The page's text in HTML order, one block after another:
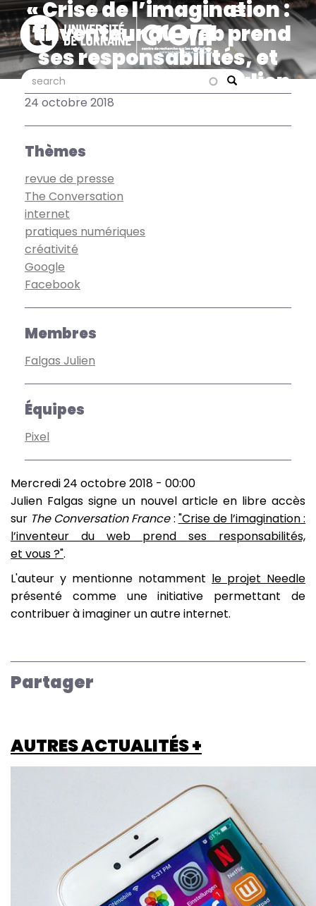
Aller
au
contenu
principal
Search
search search
« Crise de l’imagination :
l’inventeur du web prend
ses responsabilités, et
vous ? », article de Julien
Falgas sur The
Conversation France
24 octobre 2018
Thèmes
revue de presse
The Conversation
internet
pratiques numériques
créativité
Google
Facebook
Membres
Falgas Julien
Équipes
Pixel
Mercredi 24 octobre 2018 - 00:00
Julien Falgas signe un nouvel article en libre accès
sur The Conversation France: "Crise de l’imagination :
l’inventeur du web prend ses responsabilités,
et vous ?".
L'auteur y mentionne notamment le projet Needle
présenté comme une initiative permettant de
contribuer à imaginer un autre internet.
Partager
AUTRES ACTUALITÉS +